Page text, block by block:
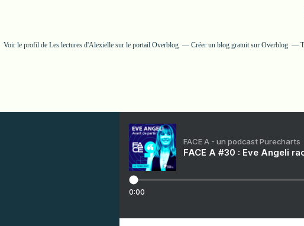
Voir le profil de Les lectures d'Alexielle sur le portail Overblog Créer un blog gratuit sur Overblog
FACE A - un podcast Purecharts
FACE A #30 : Eve Angeli
0:00